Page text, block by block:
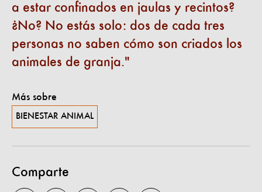
a estar confinados en jaulas y recintos?
¿No? No estás solo: dos de cada tres
personas no saben cómo son criados los
animales de granja.
Más sobre
BIENESTAR ANIMAL
Comparte